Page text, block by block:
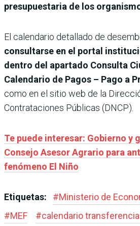
presupuestaria de los
El calendario detallado de
consultarse en el portal
dentro del apartado Consulta
Calendario de Pagos – Pago a
como en el sitio web de la
Contrataciones Públicas (DNCP).
Te puede interesar: Gobierno y
Consejo Asesor Agrario para
fenómeno El Niño
Etiquetas: #Ministerio de
#MEF #calendario